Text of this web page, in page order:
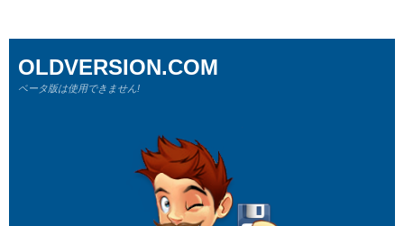
OLDVERSION.COM
ベータ版は使用できません!